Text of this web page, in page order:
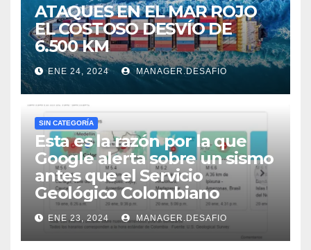
ATAQUES EN EL MAR ROJO
EL COSTOSO DESVÍO DE
6.500 KM
ENE 24, 2024 MANAGER.DESAFIO
SIN CATEGORÍA
Esta es la razón por la que
Google alerta sobre un sismo
antes que el Servicio
Geológico Colombiano
ENE 23, 2024 MANAGER.DESAFIO